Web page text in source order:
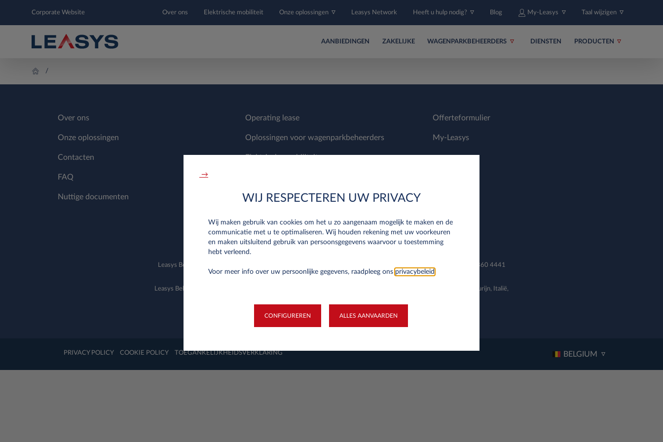
Corporate Website Over ons Elektrische mobiliteit Onze oplossingen Leasys Network Heeft u hulp nodig? Blog My-Leasys Taal wijzigen
AANBIEDINGEN ZAKELIJKE WAGENPARKBEHEERDERS DIENSTEN PRODUCTEN
Over ons
Onze oplossingen
Contacten
FAQ
Nuttige documenten
Operating lease
Oplossingen voor wagenparkbeheerders
Elektrische mobiliteit
Offerteformulier
My-Leasys
Leasys Belgium, Bourgetlaan 20, B-1130 Brussel BTW nummer: BE0678.856.478 Bankrekeningnummer: BE72 7360 4441
1516
Leasys Belgium is het Belgische filiaal van Leasys S.p.A., met maatschappelijke zetel: Corso Orbassano 367, 10137 Turijn, Italië,
PRIVACY POLICY COOKIE POLICY TOEGANKELIJKHEIDSVERKLARING BELGIUM
→
WIJ RESPECTEREN UW PRIVACY
Wij maken gebruik van cookies om het u zo aangenaam mogelijk te maken en de
communicatie met u te optimaliseren. Wij houden rekening met uw voorkeuren
en maken uitsluitend gebruik van persoonsgegevens waarvoor u toestemming
hebt verleend.
Voor meer info over uw persoonlijke gegevens, raadpleeg ons privacybeleid
CONFIGUREREN ALLES AANVAARDEN